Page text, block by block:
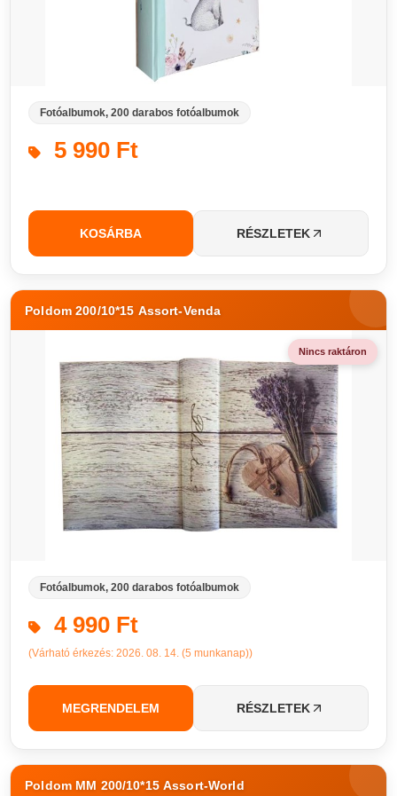
Fotóalbumok, 200 darabos fotóalbumok
5 990 Ft
KOSÁRBA RÉSZLETEK
Poldom 200/10*15 Assort-Venda
Nincs raktáron
Fotóalbumok, 200 darabos fotóalbumok
4 990 Ft
(Várható érkezés: 2026. 08. 14. (5 munkanap))
MEGRENDELEM RÉSZLETEK
Poldom MM 200/10*15 Assort-World